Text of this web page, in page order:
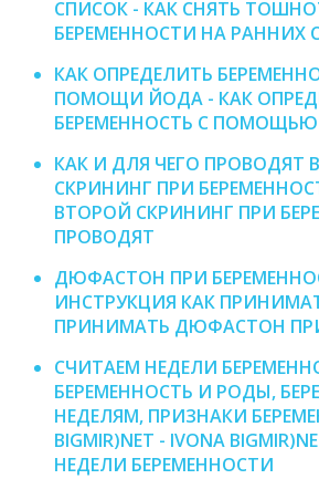
СПИСОК - КАК СНЯТЬ
БЕРЕМЕННОСТИ НА РАННИХ
КАК ОПРЕДЕЛИТЬ
ПОМОЩИ ЙОДА - КАК
БЕРЕМЕННОСТЬ С
КАК И ДЛЯ ЧЕГО ПРОВОДЯТ
СКРИНИНГ ПРИ
ВТОРОЙ СКРИНИНГ ПРИ
ПРОВОДЯТ
ДЮФАСТОН ПРИ
ИНСТРУКЦИЯ КАК
ПРИНИМАТЬ ДЮФАСТОН
СЧИТАЕМ НЕДЕЛИ
БЕРЕМЕННОСТЬ И РОДЫ,
НЕДЕЛЯМ, ПРИЗНАКИ
BIGMIR)NET - IVONA
НЕДЕЛИ БЕРЕМЕННОСТИ